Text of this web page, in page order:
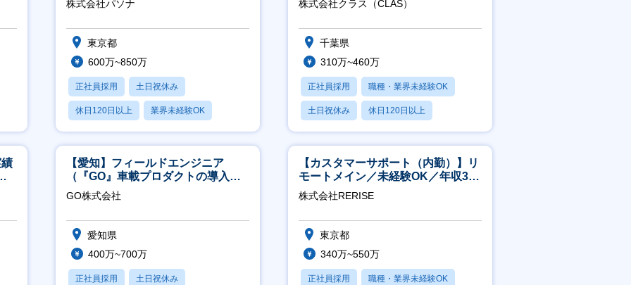
株式会社パソナ
東京都
600万~850万
正社員採用 土日祝休み
休日120日以上 業界未経験OK
産休・育休あり
株式会社クラス（CLAS）
千葉県
310万~460万
正社員採用 職種・業界未経験OK
土日祝休み 休日120日以上
産休・育休あり
【愛知】フィールドエンジニア
（『GO』車載プロダクトの導入サ
ポート／年休120日／土日祝休／直
行直帰
GO株式会社
愛知県
400万~700万
正社員採用 土日祝休み
【カスタマーサポート（内勤）】リ
モートメイン／未経験OK／年収340
万～／年間休日125日
株式会社RERISE
東京都
340万~550万
正社員採用 職種・業界未経験OK